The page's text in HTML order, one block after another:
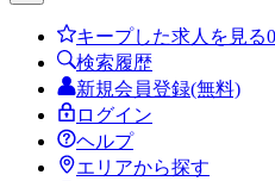
キープした求人を見る0
検索履歴
新規会員登録(無料)
ログイン
ヘルプ
エリアから探す